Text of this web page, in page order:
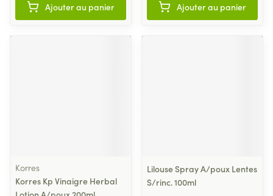
Ajouter au panier Ajouter au panier
Korres
Korres Kp Vinaigre Herbal
Lilouse Spray A/poux Lentes
S/rinc. 100ml